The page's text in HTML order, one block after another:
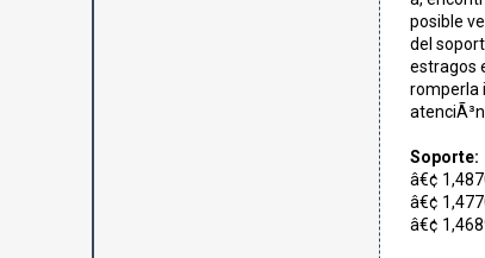
posible
del
estragos
romperla
Soporte:
â€¢
â€¢
â€¢